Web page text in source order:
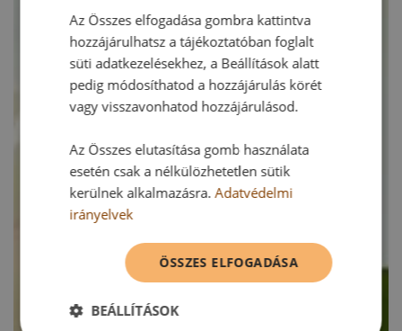
Az Összes elfogadása gombra kattintva
hozzájárulhatsz a tájékoztatóban foglalt
süti adatkezelésekhez, a Beállítások alatt
pedig módosíthatod a hozzájárulás körét
vagy visszavonhatod hozzájárulásod.
Az Összes elutasítása gomb használata
esetén csak a nélkülözhetetlen sütik
kerülnek alkalmazásra.Adatvédelmi
irányelvek
ÖSSZES ELFOGADÁSA
BEÁLLÍTÁSOK